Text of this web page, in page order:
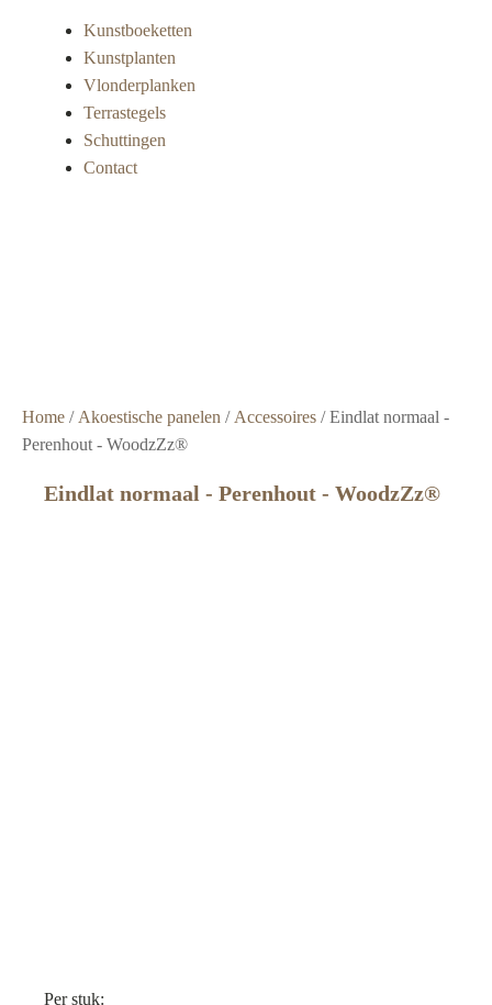
Kunstboeketten
Kunstplanten
Vlonderplanken
Terrastegels
Schuttingen
Contact
Home / Akoestische panelen / Accessoires / Eindlat normaal -
Perenhout - WoodzZz®
Eindlat normaal - Perenhout - WoodzZz®
Per stuk: